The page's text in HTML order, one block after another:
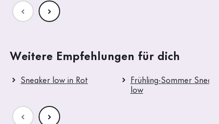
Weitere Empfehlungen für dich
Sneaker low in Rot
Frühling-Sommer
low